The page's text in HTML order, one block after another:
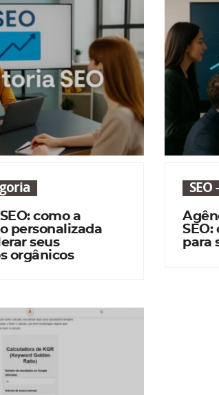
como a
personalizada
seus
orgânicos
SEO:
para